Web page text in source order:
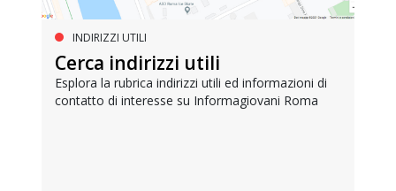
INDIRIZZI UTILI
Cerca indirizzi utili
Esplora la rubrica indirizzi utili ed informazioni di
contatto di interesse su Informagiovani Roma